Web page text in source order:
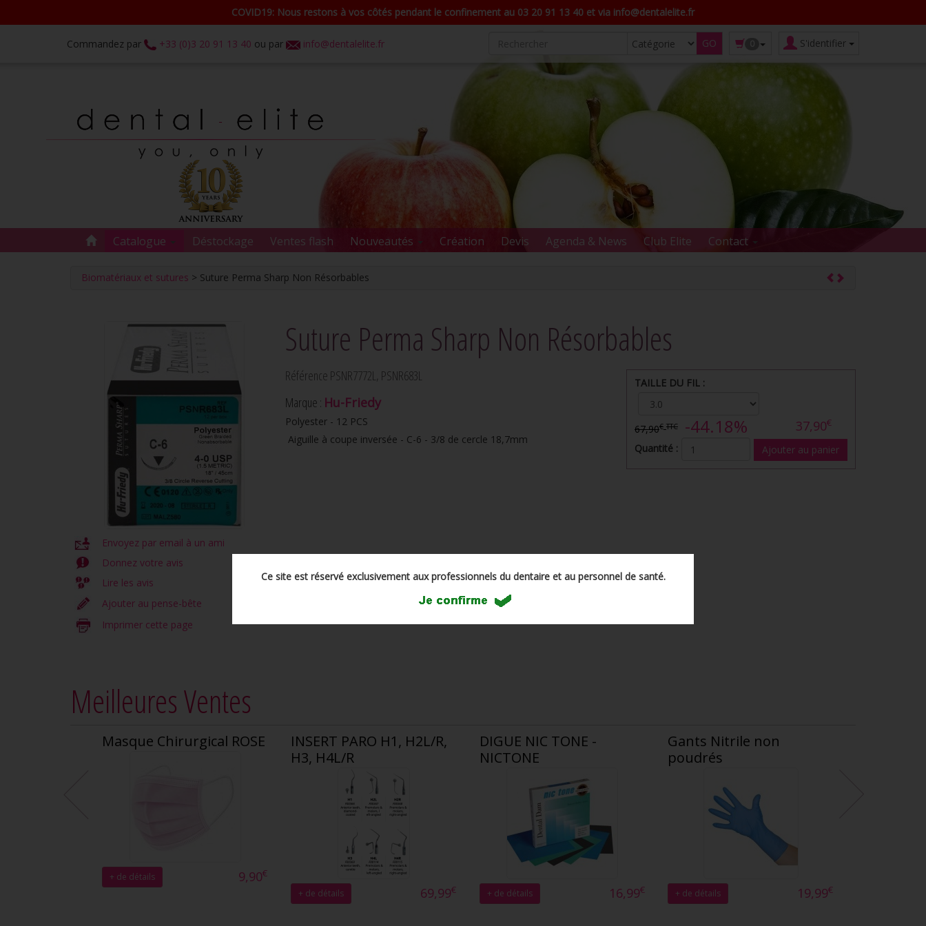
Ce site est réservé exclusivement aux professionnels du dentaire et au personnel de santé.
COVID19: Nous restons à vos côtés pendant le confinement au 03 20 91 13 40 et via info@dentalelite.fr
S'identifier
Catalogue Déstockage Ventes flash Nouveautés Création Devis Agenda & News Club Elite Contact
Commandez par +33 (0)3 20 91 13 40 ou par info@dentalelite.fr
Biomatériaux et sutures > Suture Perma Sharp Non Résorbables
Envoyez par email à un ami
Donnez votre avis
Lire les avis
Ajouter au pense-bête
Imprimer cette page
Suture Perma Sharp Non Résorbables
TAILLE DU FIL :
67,90€ TTC -44.18% 37,90€
Quantité :
Référence PSNR7772L, PSNR683L
Marque : Hu-Friedy
Polyester - 12 PCS
Aiguille à coupe inversée - C-6 - 3/8 de cercle 18,7mm
Meilleures Ventes
Masque Chirurgical ROSE
+ de détails 9,90€
INSERT PARO H1, H2L/R,
H3, H4L/R
+ de détails 69,99€
DIGUE NIC TONE -
NICTONE
+ de détails 16,99€
Gants Nitrile non
poudrés
+ de détails 19,99€